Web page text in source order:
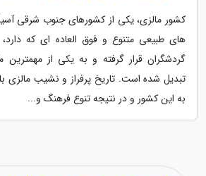
کشور مالزی، یکی از کشورهای جنوب شرقی
های طبیعی متنوع و فوق العاده ای که
گردشگران قرار گرفته و به یکی از
تبدیل شده است. تاریخ پرفراز و نشیب مالزی
به این کشور و در نتیجه تنوع فرهنگ و...